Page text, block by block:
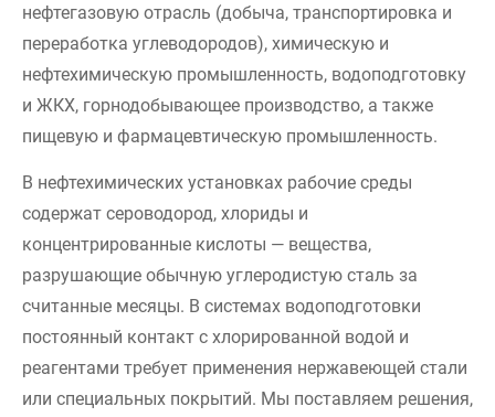
нефтегазовую отрасль (добыча, транспортировка и
переработка углеводородов), химическую и
нефтехимическую промышленность, водоподготовку
и ЖКХ, горнодобывающее производство, а также
пищевую и фармацевтическую промышленность.
В нефтехимических установках рабочие среды
содержат сероводород, хлориды и
концентрированные кислоты — вещества,
разрушающие обычную углеродистую сталь за
считанные месяцы. В системах водоподготовки
постоянный контакт с хлорированной водой и
реагентами требует применения нержавеющей стали
или специальных покрытий. Мы поставляем решения,